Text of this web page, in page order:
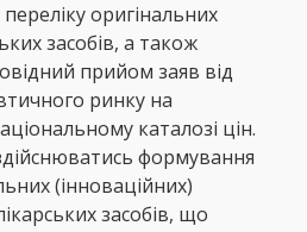
оригінальних
засобів, а також
прийом заяв від
ринку на
каталозі цін.
формування
(інноваційних)
засобів, що